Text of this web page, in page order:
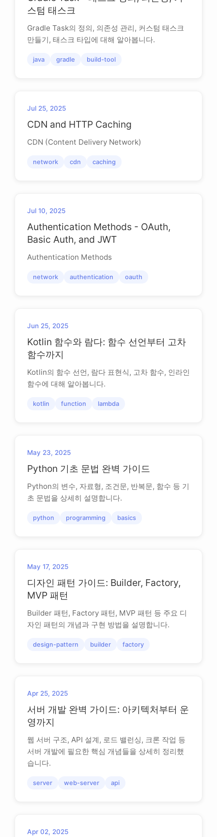
스텀 태스크
Gradle Task의 정의, 의존성 관리, 커스텀 태스크
만들기, 태스크 타입에 대해 알아봅니다.
java gradle build-tool
Jul 25, 2025
CDN and HTTP Caching
CDN (Content Delivery Network)
network cdn caching
Jul 10, 2025
Authentication Methods - OAuth,
Basic Auth, and JWT
Authentication Methods
network authentication oauth
Jun 25, 2025
Kotlin 함수와 람다: 함수 선언부터 고차
함수까지
Kotlin의 함수 선언, 람다 표현식, 고차 함수, 인라인
함수에 대해 알아봅니다.
kotlin function lambda
May 23, 2025
Python 기초 문법 완벽 가이드
Python의 변수, 자료형, 조건문, 반복문, 함수 등 기
초 문법을 상세히 설명합니다.
python programming basics
May 17, 2025
디자인 패턴 가이드: Builder, Factory,
MVP 패턴
Builder 패턴, Factory 패턴, MVP 패턴 등 주요 디
자인 패턴의 개념과 구현 방법을 설명합니다.
design-pattern builder factory
Apr 25, 2025
서버 개발 완벽 가이드: 아키텍처부터 운
영까지
웹 서버 구조, API 설계, 로드 밸런싱, 크론 작업 등
서버 개발에 필요한 핵심 개념들을 상세히 정리했
습니다.
server web-server api
Apr 02, 2025